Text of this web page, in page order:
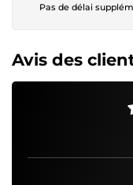
Pas de délai
Avis des